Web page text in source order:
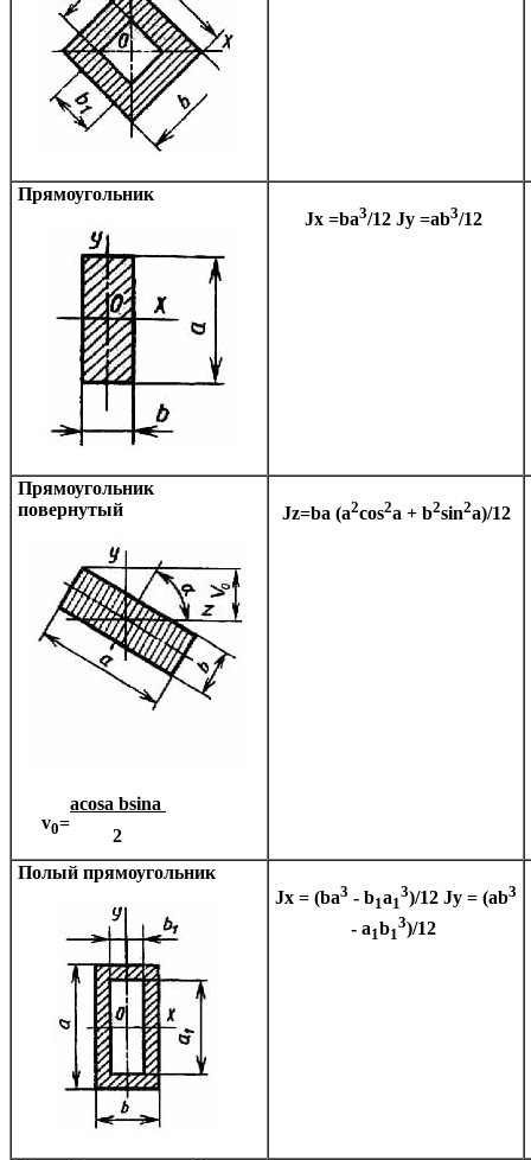
Прямоугольник
Jx =ba3/12 Jy =ab3/12
Прямоугольник
повернутый
v0=
acosa bsina
2
Jz=ba (a2cos2a + b2sin2a)/12
Полый прямоугольник
Jx = (ba3 - b1a1
3)/12 Jy = (ab3
- a1b1
3)/12